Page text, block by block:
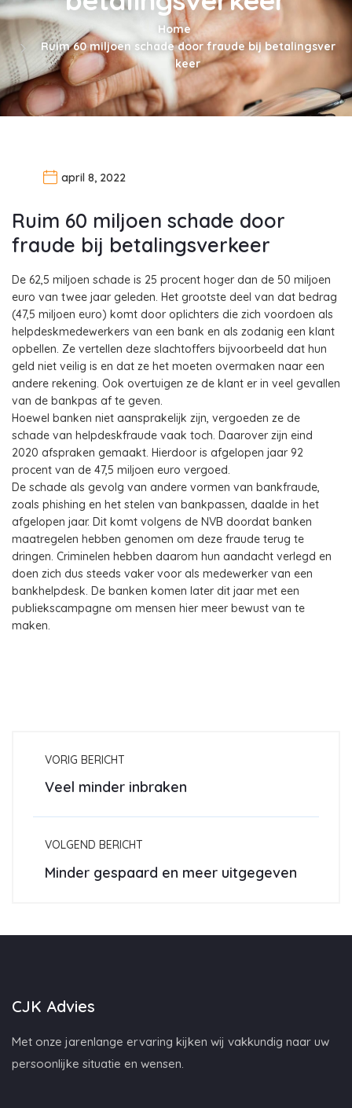
Home
Ruim 60 miljoen schade door fraude bij betalingsver
keer
april 8, 2022
Ruim 60 miljoen schade door
fraude bij betalingsverkeer
De 62,5 miljoen schade is 25 procent hoger dan de 50 miljoen
euro van twee jaar geleden. Het grootste deel van dat bedrag
(47,5 miljoen euro) komt door oplichters die zich voordoen als
helpdeskmedewerkers van een bank en als zodanig een klant
opbellen. Ze vertellen deze slachtoffers bijvoorbeeld dat hun
geld niet veilig is en dat ze het moeten overmaken naar een
andere rekening. Ook overtuigen ze de klant er in veel gevallen
van de bankpas af te geven.
Hoewel banken niet aansprakelijk zijn, vergoeden ze de
schade van helpdeskfraude vaak toch. Daarover zijn eind
2020 afspraken gemaakt. Hierdoor is afgelopen jaar 92
procent van de 47,5 miljoen euro vergoed.
De schade als gevolg van andere vormen van bankfraude,
zoals phishing en het stelen van bankpassen, daalde in het
afgelopen jaar. Dit komt volgens de NVB doordat banken
maatregelen hebben genomen om deze fraude terug te
dringen. Criminelen hebben daarom hun aandacht verlegd en
doen zich dus steeds vaker voor als medewerker van een
bankhelpdesk. De banken komen later dit jaar met een
publiekscampagne om mensen hier meer bewust van te
maken.
VORIG BERICHT
Veel minder inbraken
VOLGEND BERICHT
Minder gespaard en meer uitgegeven
CJK Advies
Met onze jarenlange ervaring kijken wij vakkundig naar uw
persoonlijke situatie en wensen.